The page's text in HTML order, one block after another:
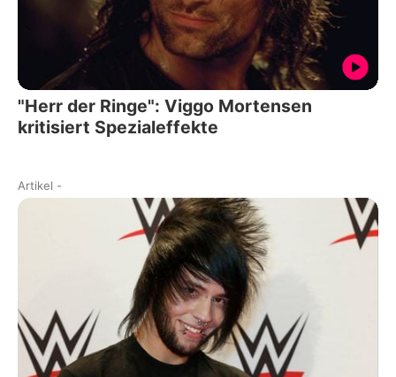
"Herr der Ringe": Viggo Mortensen
kritisiert Spezialeffekte
Artikel -